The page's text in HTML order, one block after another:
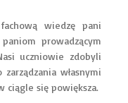
wiedzę pani
prowadzącym
uczniowie zdobyli
własnymi
ciągle się powiększa.